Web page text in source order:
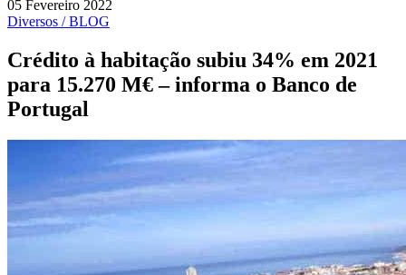
05 Fevereiro 2022
Diversos / BLOG
Crédito à habitação subiu 34% em 2021
para 15.270 M€ – informa o Banco de
Portugal